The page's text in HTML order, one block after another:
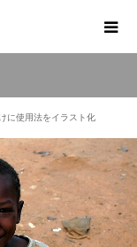
に使用法をイラスト化